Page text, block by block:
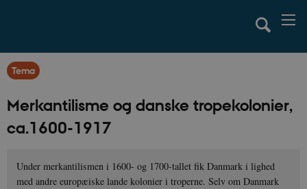
Tema
Merkantilisme og danske tropekolonier,
ca.1600-1917
Under merkantilismen i 1600- og 1700-tallet fik Danmark i lighed
med andre europæiske lande kolonier i troperne. Selv om Danmark